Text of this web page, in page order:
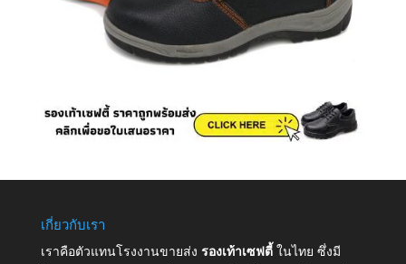
เกี่ยวกับเรา
เราคือตัวแทนโรงงานขายส่ง รองเท้าเซฟตี้ ในไทย ซึ่งมี